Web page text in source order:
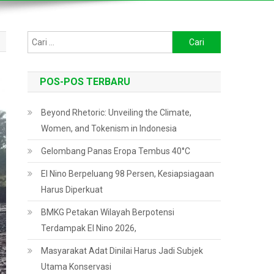
untuk:
POS-POS TERBARU
Beyond Rhetoric: Unveiling the Climate,
Women, and Tokenism in Indonesia
Gelombang Panas Eropa Tembus 40°C
El Nino Berpeluang 98 Persen, Kesiapsiagaan
Harus Diperkuat
BMKG Petakan Wilayah Berpotensi
Terdampak El Nino 2026,
Masyarakat Adat Dinilai Harus Jadi Subjek
Utama Konservasi